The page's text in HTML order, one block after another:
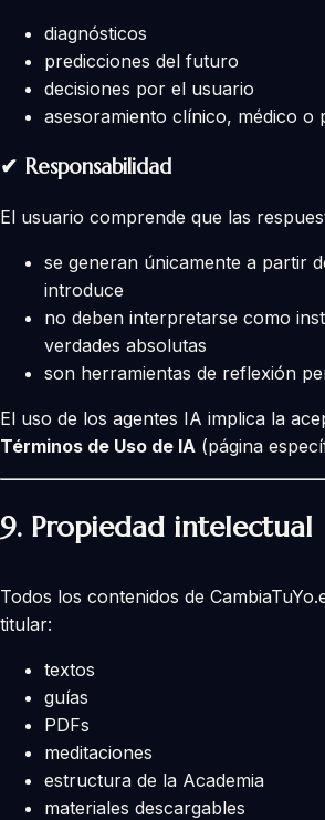
diagnósticos
predicciones del futuro
decisiones por el usuario
asesoramiento clínico, médico o
✔ Responsabilidad
El usuario comprende que las
se generan únicamente a partir
introduce
no deben interpretarse como
verdades absolutas
son herramientas de reflexión
El uso de los agentes IA implica la
Términos de Uso de IA (página
9. Propiedad intelectual
Todos los contenidos de
titular:
textos
guías
PDFs
meditaciones
estructura de la Academia
materiales descargables